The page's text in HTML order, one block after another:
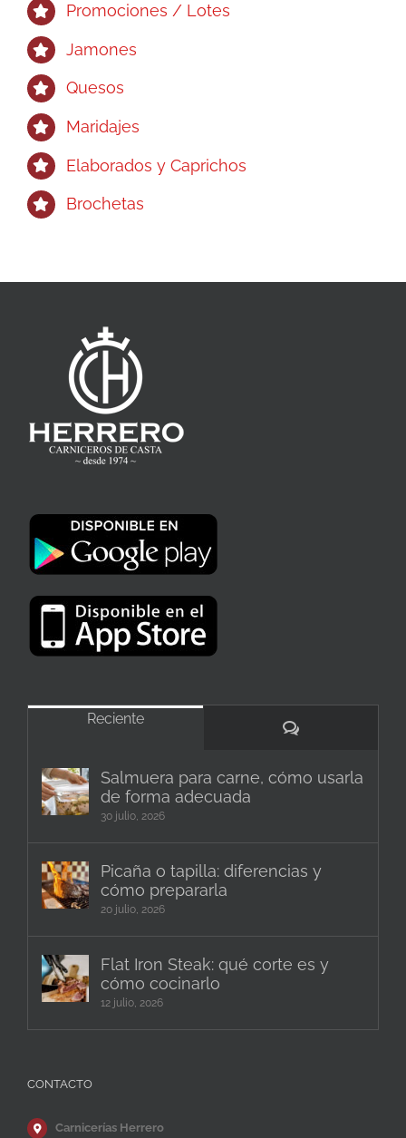
Promociones / Lotes
Jamones
Quesos
Maridajes
Elaborados y Caprichos
Brochetas
Reciente
Comentarios
Salmuera para carne, cómo usarla
de forma adecuada
30 julio, 2026
Picaña o tapilla: diferencias y
cómo prepararla
20 julio, 2026
Flat Iron Steak: qué corte es y
cómo cocinarlo
12 julio, 2026
CONTACTO
Carnicerías Herrero